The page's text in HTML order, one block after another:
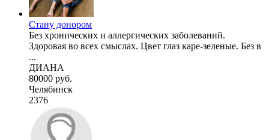
Стану донором
Без хронических и аллергических заболеваний.
Здоровая во всех смыслах. Цвет глаз каре-зеленые. Без в
...
ДИАНА
80000 руб.
Челябинск
2376